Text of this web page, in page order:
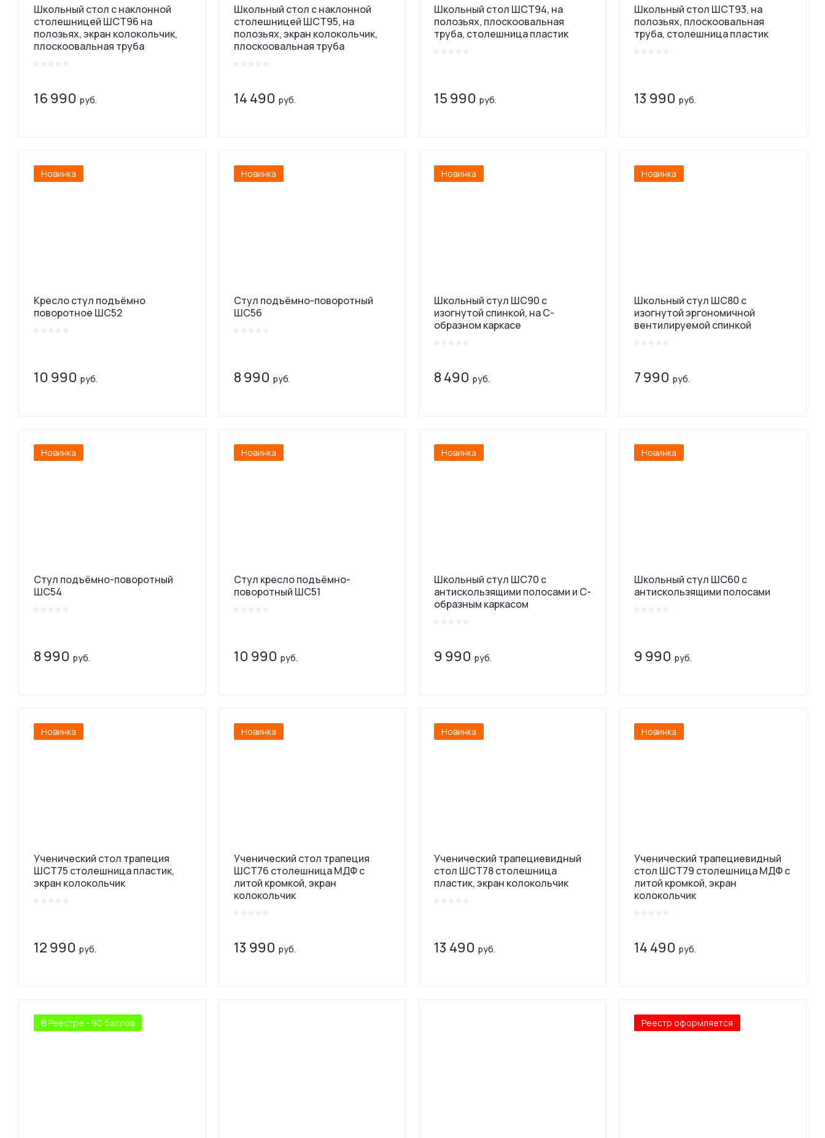
Школьный стол с наклонной
столешницей ШСТ96 на
полозьях, экран колокольчик,
плоскоовальная труба
16 990 руб.
Школьный стол с наклонной
столешницей ШСТ95, на
полозьях, экран колокольчик,
плоскоовальная труба
14 490 руб.
Школьный стол ШСТ94, на
полозьях, плоскоовальная
труба, столешница пластик
15 990 руб.
Школьный стол ШСТ93, на
полозьях, плоскоовальная
труба, столешница пластик
13 990 руб.
Новинка
Кресло стул подъёмно
поворотное ШС52
10 990 руб.
Новинка
Стул подъёмно-поворотный
ШС56
8 990 руб.
Новинка
Школьный стул ШС90 с
изогнутой спинкой, на С-
образном каркасе
8 490 руб.
Новинка
Школьный стул ШС80 с
изогнутой эргономичной
вентилируемой спинкой
7 990 руб.
Новинка
Стул подъёмно-поворотный
ШС54
8 990 руб.
Новинка
Стул кресло подъёмно-
поворотный ШС51
10 990 руб.
Новинка
Школьный стул ШС70 с
антискользящими полосами и С-
образным каркасом
9 990 руб.
Новинка
Школьный стул ШС60 с
антискользящими полосами
9 990 руб.
Новинка
Ученический стол трапеция
ШСТ75 столешница пластик,
экран колокольчик
12 990 руб.
Новинка
Ученический стол трапеция
ШСТ76 столешница МДФ с
литой кромкой, экран
колокольчик
13 990 руб.
Новинка
Ученический трапециевидный
стол ШСТ78 столешница
пластик, экран колокольчик
13 490 руб.
Новинка
Ученический трапециевидный
стол ШСТ79 столешница МДФ с
литой кромкой, экран
колокольчик
14 490 руб.
В Реестре - 90 баллов Реестр оформляется